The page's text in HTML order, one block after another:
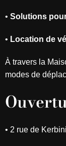
• Solutions
• Location de
À travers la
modes de
• 2 rue de